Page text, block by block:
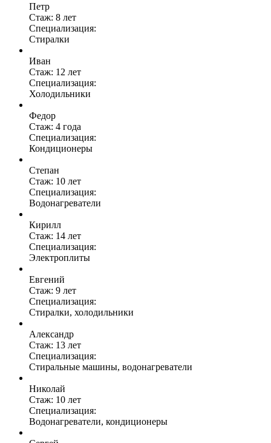
Петр
Стаж: 8 лет
Специализация:
Стиралки
Иван
Стаж: 12 лет
Специализация:
Холодильники
Федор
Стаж: 4 года
Специализация:
Кондиционеры
Степан
Стаж: 10 лет
Специализация:
Водонагреватели
Кирилл
Стаж: 14 лет
Специализация:
Электроплиты
Евгений
Стаж: 9 лет
Специализация:
Стиралки, холодильники
Александр
Стаж: 13 лет
Специализация:
Стиральные машины, водонагреватели
Николай
Стаж: 10 лет
Специализация:
Водонагреватели, кондиционеры